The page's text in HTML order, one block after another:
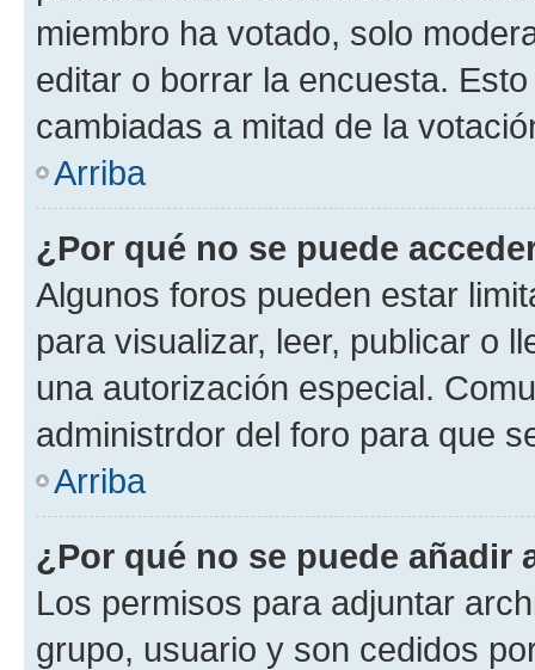
miembro ha votado, solo
editar o borrar la encuesta.
cambiadas a mitad de la
Arriba
¿Por qué no se puede
Algunos foros pueden estar
para visualizar, leer, publicar o
una autorización especial.
administrdor del foro para que
Arriba
¿Por qué no se puede añadir
Los permisos para adjuntar
grupo, usuario y son cedidos